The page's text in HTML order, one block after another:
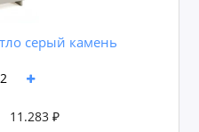
серый камень
11.283 ₽